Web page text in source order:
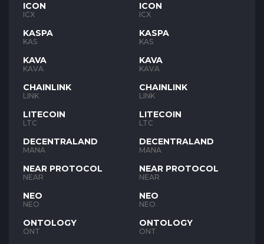
ICON
ICX
KASPA
KAS
KAVA
KAVA
CHAINLINK
LINK
LITECOIN
LTC
DECENTRALAND
MANA
NEAR PROTOCOL
NEAR
NEO
NEO
ONTOLOGY
ONT
ICON
ICX
KASPA
KAS
KAVA
KAVA
CHAINLINK
LINK
LITECOIN
LTC
DECENTRALAND
MANA
NEAR PROTOCOL
NEAR
NEO
NEO
ONTOLOGY
ONT